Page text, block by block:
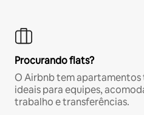
Procurando flats?
O Airbnb tem
ideais para equipes,
trabalho e transferências.